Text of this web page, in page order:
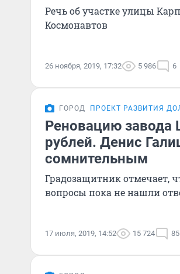
Речь об участке улицы
Космонавтов
26 ноября, 2019, 17:32 5 986 6
ГОРОД ПРОЕКТ РАЗВИТИЯ
Реновацию завода
рублей. Денис
сомнительным
Градозащитник отмечает,
вопросы пока не нашли
17 июля, 2019, 14:52 15 724 85